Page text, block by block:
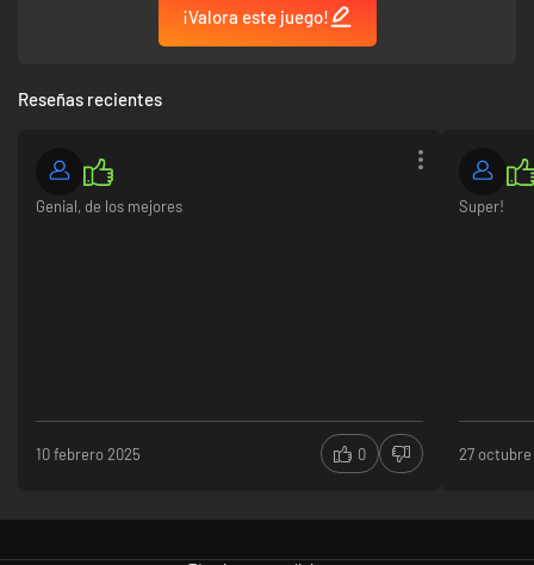
¡Valora este juego!
Reseñas recientes
Genial, de los mejores
10 febrero 2025 0
Super!
27